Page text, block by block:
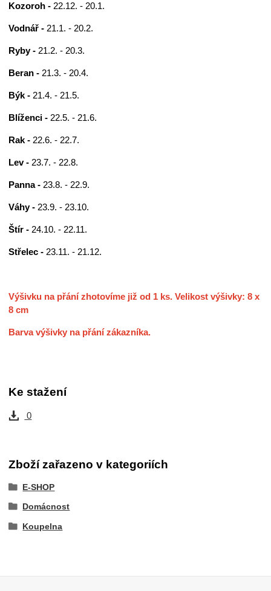
Kozoroh - 22.12. - 20.1.
Vodnář - 21.1. - 20.2.
Ryby - 21.2. - 20.3.
Beran - 21.3. - 20.4.
Býk - 21.4. - 21.5.
Blíženci - 22.5. - 21.6.
Rak - 22.6. - 22.7.
Lev - 23.7. - 22.8.
Panna - 23.8. - 22.9.
Váhy - 23.9. - 23.10.
Štír - 24.10. - 22.11.
Střelec - 23.11. - 21.12.
Výšivku na přání zhotovíme již od 1 ks. Velikost výšivky: 8 x
8 cm
Barva výšivky na přání zákazníka.
Ke stažení
0
Zboží zařazeno v kategoriích
E-SHOP
Domácnost
Koupelna